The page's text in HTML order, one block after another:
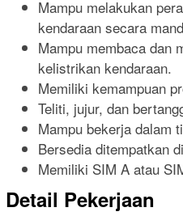
Mampu melakukan
kendaraan secara
Mampu membaca dan
kelistrikan kendaraan.
Memiliki kemampuan
Teliti, jujur, dan
Mampu bekerja dalam
Bersedia ditempatkan
Memiliki SIM A atau
Detail Pekerjaan